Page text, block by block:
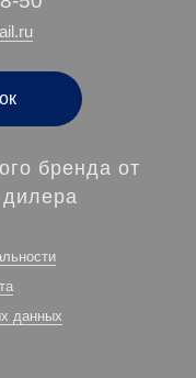
бренда от
дилера
данных